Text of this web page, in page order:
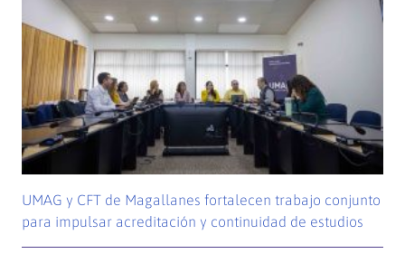
UMAG y CFT de Magallanes fortalecen trabajo conjunto
para impulsar acreditación y continuidad de estudios